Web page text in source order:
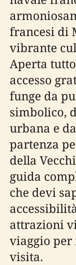
francesi di
vibrante
Aperta
accesso
funge da
simbolico,
urbana e
partenza
della
guida
che devi
attrazioni
viaggio per
visita.